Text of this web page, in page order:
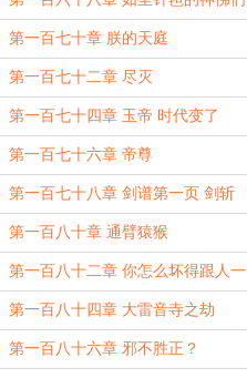
第一百七十章 朕的天庭
第一百七十二章 尽灭
第一百七十四章 玉帝 时代变了
第一百七十六章 帝尊
第一百七十八章 剑谱第一页 剑斩
心上人
第一百八十章 通臂猿猴
第一百八十二章 你怎么坏得跟人一
样
第一百八十四章 大雷音寺之劫
第一百八十六章 邪不胜正？